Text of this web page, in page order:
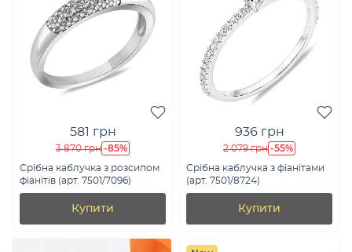
581 грн
3 870 грн -85%
Срібна каблучка з розсипом
фіанітів (арт. 7501/7096)
Купити
936 грн
2 079 грн -55%
Срібна каблучка з фіанітами
(арт. 7501/8724)
Купити